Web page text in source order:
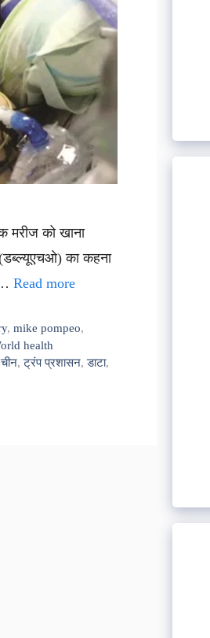
मरीज को खाना
का कहना
Read more
,mike pompeo,
health
चीन,ट्रंप प्रशासन,डाटा,